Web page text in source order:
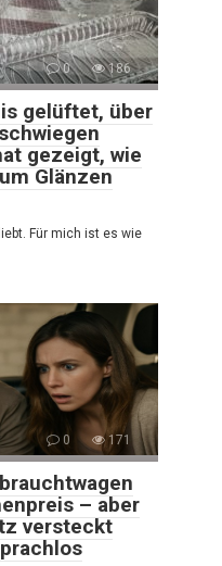
0 186
gelüftet, über
gezeigt, wie
Glänzen
Für mich ist es wie
0 171
– aber
versteckt